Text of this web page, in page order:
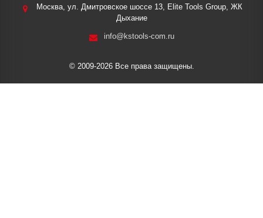
Москва, ул. Дмитровское шоссе 13, Elite Tools Group, ЖК
Дыхание
info@kstools-com.ru
© 2009-2026 Все права защищены.